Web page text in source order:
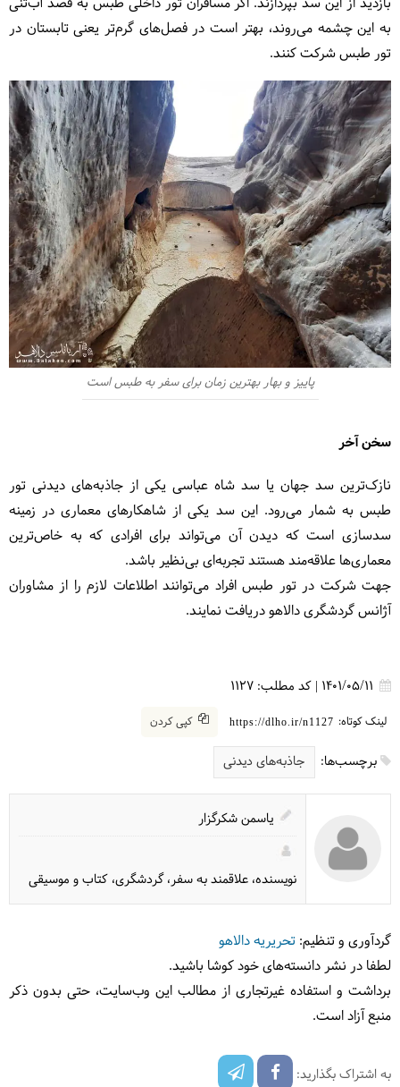
به این چشمه می‌روند، بهتر است در فصل‌های گرم‌تر یعنی تابستان در
تور طبس شرکت کنند.
پاییز و بهار بهترین زمان برای سفر به طبس است
سخن آخر
نازک‌ترین سد جهان یا سد شاه عباسی یکی از جاذبه‌های دیدنی تور
طبس به شمار می‌رود. این سد یکی از شاهکارهای معماری در زمینه
سدسازی است که دیدن آن می‌تواند برای افرادی که به خاص‌ترین
معماری‌ها علاقه‌مند هستند تجربه‌ای بی‌نظیر باشد.
جهت شرکت در تور طبس افراد می‌توانند اطلاعات لازم را از مشاوران
آژانس گردشگری دالاهو دریافت نمایند.
1401/05/11
| کد مطلب: 1127
لینک کوتاه: https://dlho.ir/n1127 کپی کردن
برچسب‌ها: جاذبه‌های دیدنی
یاسمن شکرگزار
نویسنده، علاقمند به سفر، گردشگری، کتاب و موسیقی
گردآوری و تنظیم: تحریریه دالاهو
لطفا در نشر دانسته‌های خود کوشا باشید.
برداشت و استفاده غیرتجاری از مطالب این وب‌سایت، حتی بدون ذکر
منبع آزاد است.
به اشتراک بگذارید: